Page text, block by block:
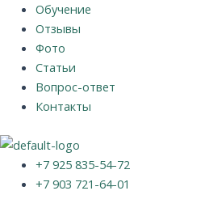
Обучение
Отзывы
Фото
Статьи
Вопрос-ответ
Контакты
+7 925 835-54-72
+7 903 721-64-01